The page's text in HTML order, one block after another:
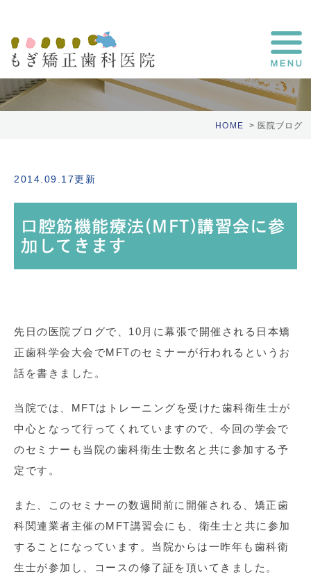
医院ブログ
HOME 医院ブログ
2014.09.17更新
口腔筋機能療法(MFT)講習会に参
加してきます
先日の医院ブログで、10月に幕張で開催される日本矯
正歯科学会大会でMFTのセミナーが行われるというお
話を書きました。
当院では、MFTはトレーニングを受けた歯科衛生士が
中心となって行ってくれていますので、今回の学会で
のセミナーも当院の歯科衛生士数名と共に参加する予
定です。
また、このセミナーの数週間前に開催される、矯正歯
科関連業者主催のMFT講習会にも、衛生士と共に参加
することになっています。当院からは一昨年も歯科衛
生士が参加し、コースの修了証を頂いてきました。